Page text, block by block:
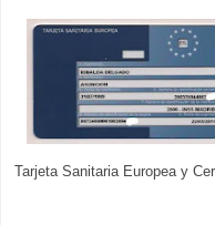
Tarjeta Sanitaria Europea y